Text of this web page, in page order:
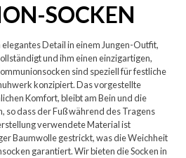
SOCKEN
Detail in einem Jungen-Outfit,
und ihm einen einzigartigen,
sind speziell für festliche
konzipiert. Das vorgestellte
Komfort, bleibt am Bein und die
so dass der Fuß während des Tragens
verwendete Material ist
Baumwolle gestrickt, was die Weichheit
garantiert. Wir bieten die Socken in